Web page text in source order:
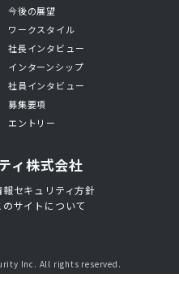
今後の展望
ワークスタイル
社長インタビュー
インターンシップ
社員インタビュー
募集要項
エントリー
ィ株式会社
報セキュリティ方針
のサイトについて
Inc. All rights reserved.